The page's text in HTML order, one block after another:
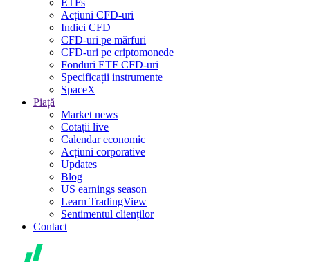
Acțiuni CFD-uri
Indici CFD
CFD-uri pe mărfuri
CFD-uri pe criptomonede
Fonduri ETF CFD-uri
Specificații instrumente
SpaceX
Piață
Market news
Cotații live
Calendar economic
Acțiuni corporative
Updates
Blog
US earnings season
Learn TradingView
Sentimentul clienților
Contact